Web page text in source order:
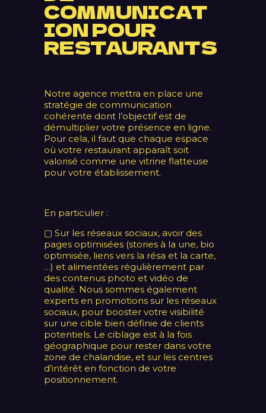
COMMUNICAT
ION POUR
RESTAURANTS
Notre agence mettra en place une
stratégie de communication
cohérente dont l’objectif est de
démultiplier votre présence en ligne.
Pour cela, il faut que chaque espace
où votre restaurant apparaît soit
valorisé comme une vitrine flatteuse
pour votre établissement.
En particulier :
▢ Sur les réseaux sociaux, avoir des
pages optimisées (stories à la une, bio
optimisée, liens vers la résa et la carte,
…) et alimentées régulièrement par
des contenus photo et vidéo de
qualité. Nous sommes également
experts en promotions sur les réseaux
sociaux, pour booster votre visibilité
sur une cible bien définie de clients
potentiels. Le ciblage est à la fois
géographique pour rester dans votre
zone de chalandise, et sur les centres
d’intérêt en fonction de votre
positionnement.